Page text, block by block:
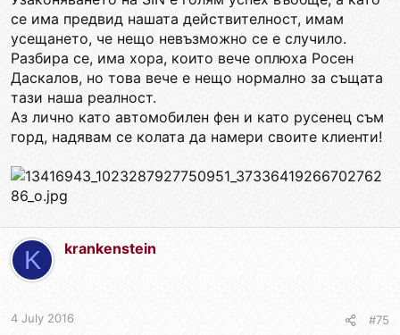
се има предвид нашата действителност, имам
усещането, че нещо невъзможно се е случило.
Разбира се, има хора, които вече оплюха Росен
Даскалов, но това вече е нещо нормално за същата
тази наша реалност.
Аз лично като автомобилен фен и като русенец съм
горд, надявам се колата да намери своите клиенти!
K krankenstein
4 July 2016 #75